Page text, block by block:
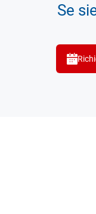
Se